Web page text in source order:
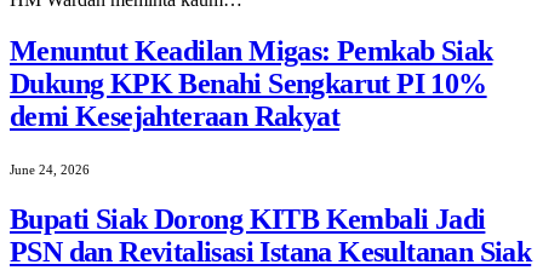
Menuntut Keadilan Migas: Pemkab Siak
Dukung KPK Benahi Sengkarut PI 10%
demi Kesejahteraan Rakyat
June 24, 2026
Bupati Siak Dorong KITB Kembali Jadi
PSN dan Revitalisasi Istana Kesultanan Siak